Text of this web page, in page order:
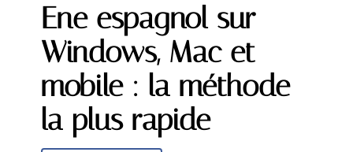
Ene espagnol sur
Windows, Mac et
mobile : la méthode
la plus rapide